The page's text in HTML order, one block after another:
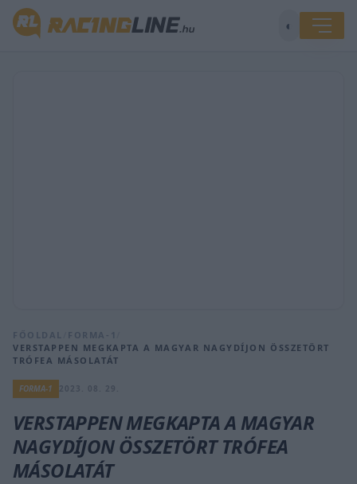
◐
FŐOLDAL FORMA-1
VERSTAPPEN MEGKAPTA A MAGYAR NAGYDÍJON ÖSSZETÖRT
TRÓFEA MÁSOLATÁT
FORMA-1
VERSTAPPEN MEGKAPTA A MAGYAR
NAGYDÍJON ÖSSZETÖRT TRÓFEA
MÁSOLATÁT